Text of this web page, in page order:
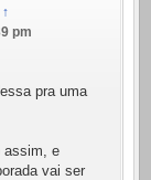
↑
pm
pra uma
assim, e
vai ser